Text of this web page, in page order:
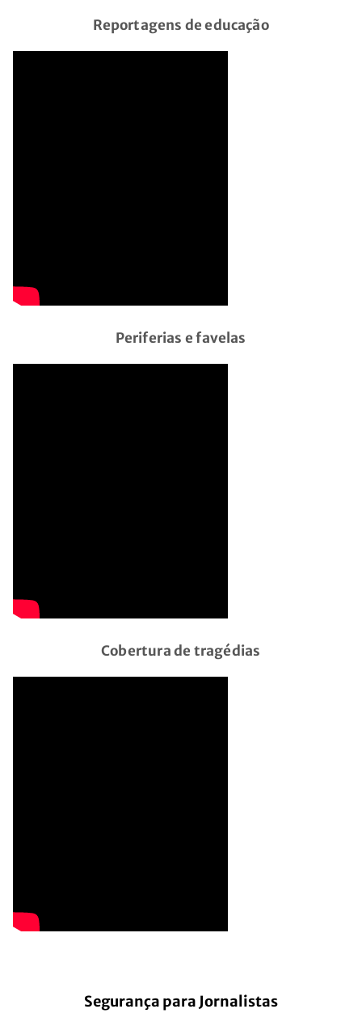
Reportagens de educação
Periferias e favelas
Cobertura de tragédias
Segurança para Jornalistas